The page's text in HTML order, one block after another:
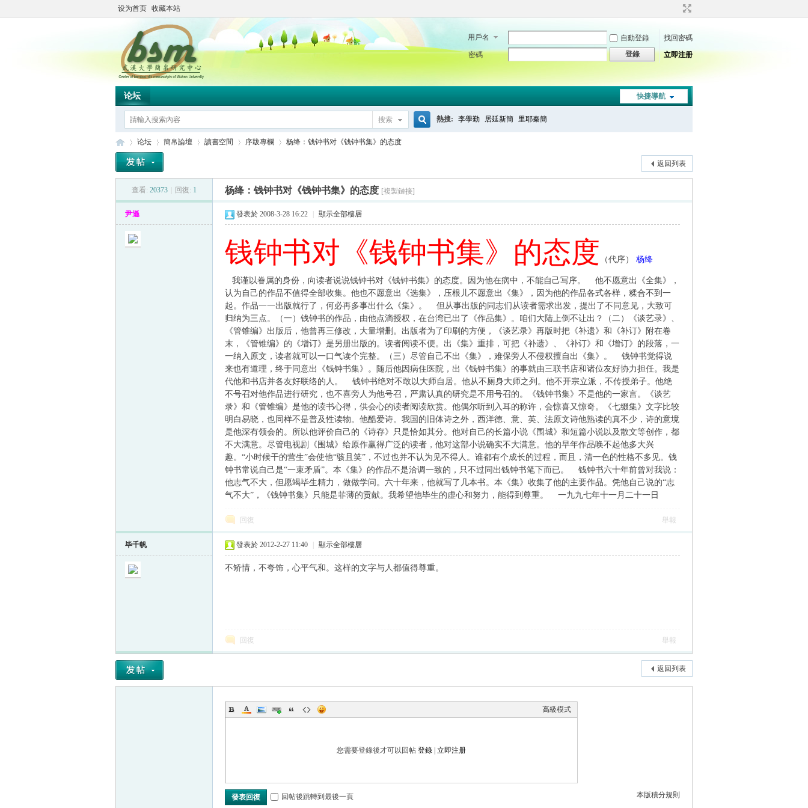
设为首页 收藏本站
用戶名 自動登錄
找回密碼
密碼
登錄 立即注册
快捷導航
论坛
搜索
索
熱搜: 李學勤 居延新簡 里耶秦簡
论坛
›
簡帛論壇
›
讀書空間
›
序跋專欄
›
杨绛：钱钟书对《钱钟书集》的态度
返回列表
查看: 20373 回復: 1 杨绛：钱钟书对《钱钟书集》的态度 [複製鏈接]
尹遜 發表於 2008-3-28 16:22 顯示全部樓層
钱钟书对《钱钟书集》的态度 （代序） 杨绛
我谨以眷属的身份，向读者说说钱钟书对《钱钟书集》的态度。因为他在病中，不能自己写序。 他不愿意出《全集》，
认为自己的作品不值得全部收集。他也不愿意出《选集》，压根儿不愿意出《集》，因为他的作品各式各样，糅合不到一
起。作品一一出版就行了，何必再多事出什么《集》。 但从事出版的同志们从读者需求出发，提出了不同意见，大致可
归纳为三点。（一）钱钟书的作品，由他点滴授权，在台湾已出了《作品集》。咱们大陆上倒不让出？（二）《谈艺录》、
《管锥编》出版后，他曾再三修改，大量增删。出版者为了印刷的方便，《谈艺录》再版时把《补遗》和《补订》附在卷
末，《管锥编》的《增订》是另册出版的。读者阅读不便。出《集》重排，可把《补遗》、《补订》和《增订》的段落，一
一纳入原文，读者就可以一口气读个完整。（三）尽管自己不出《集》，难保旁人不侵权擅自出《集》。 钱钟书觉得说
来也有道理，终于同意出《钱钟书集》。随后他因病住医院，出《钱钟书集》的事就由三联书店和诸位友好协力担任。我是
代他和书店并各友好联络的人。 钱钟书绝对不敢以大师自居。他从不厕身大师之列。他不开宗立派，不传授弟子。他绝
不号召对他作品进行研究，也不喜旁人为他号召，严肃认真的研究是不用号召的。《钱钟书集》不是他的一家言。《谈艺
录》和《管锥编》是他的读书心得，供会心的读者阅读欣赏。他偶尔听到入耳的称许，会惊喜又惊奇。《七缀集》文字比较
明白易晓，也同样不是普及性读物。他酷爱诗。我国的旧体诗之外，西洋德、意、英、法原文诗他熟读的真不少，诗的意境
是他深有领会的。所以他评价自己的《诗存》只是恰如其分。他对自己的长篇小说《围城》和短篇小说以及散文等创作，都
不大满意。尽管电视剧《围城》给原作赢得广泛的读者，他对这部小说确实不大满意。他的早年作品唤不起他多大兴
趣。“小时候干的营生”会使他“骇且笑”，不过也并不认为见不得人。谁都有个成长的过程，而且，清一色的性格不多见。钱
钟书常说自己是“一束矛盾”。本《集》的作品不是洽调一致的，只不过同出钱钟书笔下而已。 钱钟书六十年前曾对我说：
他志气不大，但愿竭毕生精力，做做学问。六十年来，他就写了几本书。本《集》收集了他的主要作品。凭他自己说的“志
气不大”，《钱钟书集》只能是菲薄的贡献。我希望他毕生的虚心和努力，能得到尊重。 一九九七年十一月二十一日
回復 舉報
毕千帆 發表於 2012-2-27 11:40 顯示全部樓層
不矫情，不夸饰，心平气和。这样的文字与人都值得尊重。
回復 舉報
返回列表
高級模式
您需要登錄後才可以回帖 登錄 立即注册
本版積分規則
發表回復 回帖後跳轉到最後一頁